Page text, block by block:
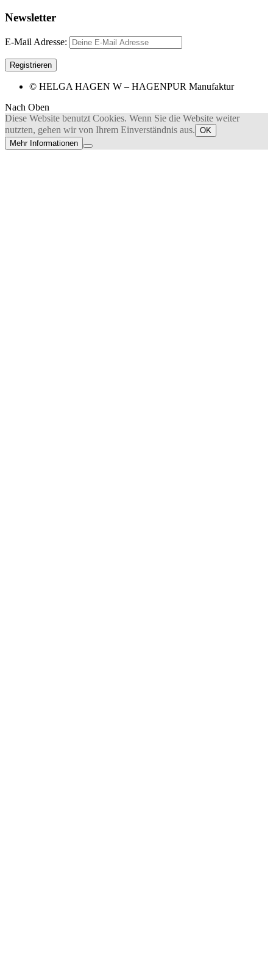
Newsletter
E-Mail Adresse:
© HELGA HAGEN W – HAGENPUR Manufaktur
Nach Oben
Diese Website benutzt Cookies. Wenn Sie die Website weiter
nutzten, gehen wir von Ihrem Einverständnis aus. OK
Mehr Informationen